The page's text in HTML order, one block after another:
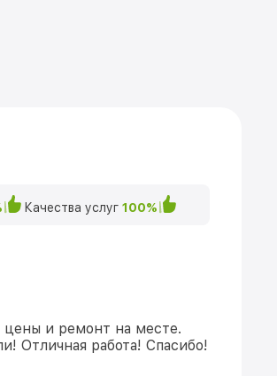
Качества услуг 100%
и ремонт на месте.
Отличная работа! Спасибо!